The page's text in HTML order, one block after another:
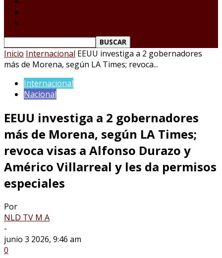
Inicio Internacional EEUU investiga a 2 gobernadores
más de Morena, según LA Times; revoca...
Internacional
Nacional
EEUU investiga a 2 gobernadores
más de Morena, según LA Times;
revoca visas a Alfonso Durazo y
Américo Villarreal y les da permisos
especiales
Por
NLD TV M A
-
junio 3 2026, 9:46 am
0